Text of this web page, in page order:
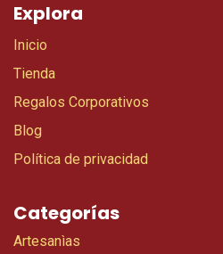
Explora
Inicio
Tienda
Regalos Corporativos
Blog
Política de privacidad
Categorías
Artesanìas